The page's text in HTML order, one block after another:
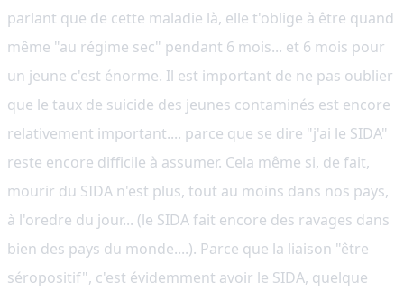
parlant que de cette maladie là, elle t'oblige à être quand
même "au régime sec" pendant 6 mois... et 6 mois pour
un jeune c'est énorme. Il est important de ne pas oublier
que le taux de suicide des jeunes contaminés est encore
relativement important.... parce que se dire "j'ai le SIDA"
reste encore difficile à assumer. Cela même si, de fait,
mourir du SIDA n'est plus, tout au moins dans nos pays,
à l'oredre du jour... (le SIDA fait encore des ravages dans
bien des pays du monde....). Parce que la liaison "être
séropositif", c'est évidemment avoir le SIDA, quelque